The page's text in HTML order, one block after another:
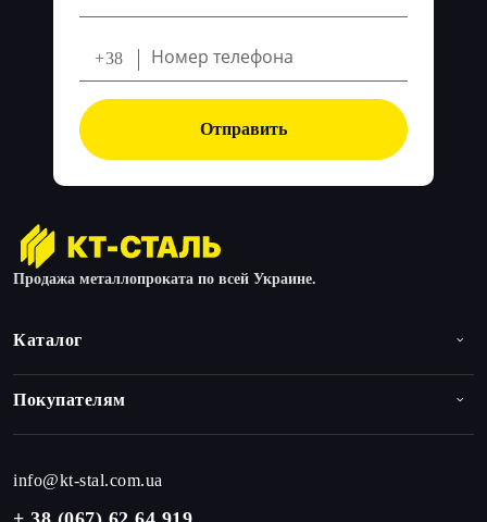
Продажа металлопроката по всей Украине.
info@kt-stal.com.ua
Каталог
Покупателям
+38
Отправить